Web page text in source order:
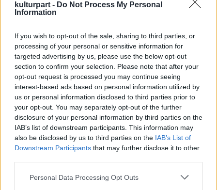
kulturpart - Do Not Process My Personal
Information
If you wish to opt-out of the sale, sharing to third parties, or
processing of your personal or sensitive information for
targeted advertising by us, please use the below opt-out
section to confirm your selection. Please note that after your
opt-out request is processed you may continue seeing
interest-based ads based on personal information utilized by
us or personal information disclosed to third parties prior to
your opt-out. You may separately opt-out of the further
disclosure of your personal information by third parties on the
IAB’s list of downstream participants. This information may
also be disclosed by us to third parties on the IAB’s List of
Downstream Participants that may further disclose it to other
Please note that this website/app uses one or more Google
Personal Data Processing Opt Outs
A szerencsétlen kapcsolatot feltáró The
az udvarnak tudomása lett volna Savile
rettenetes tetteiről, de az írás arra bőven
elegendő volt, hogy az elsőszámú
trónörököst is hírbe hozza az egyre dagadó
botrányban.
A királyi család szóvivője megerősítette
Savile-el való kapcsolat hírét, azonban
hozzátette, ez teljesen megszokott dolog.
„Amikor a herceg védnöke egy
rendezvénynek, gyakran kérünk fel
prominens személyiségeket az érintett
szervezésében, melyeken megköszönjük